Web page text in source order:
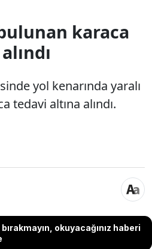
karaca
yol kenarında yaralı
tedavi altına alındı.
okuyacağınız haberi